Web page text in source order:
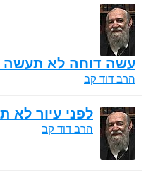
עשה דוחה לא תעשה
הרב דוד קב
לפני עיור לא
הרב דוד קב